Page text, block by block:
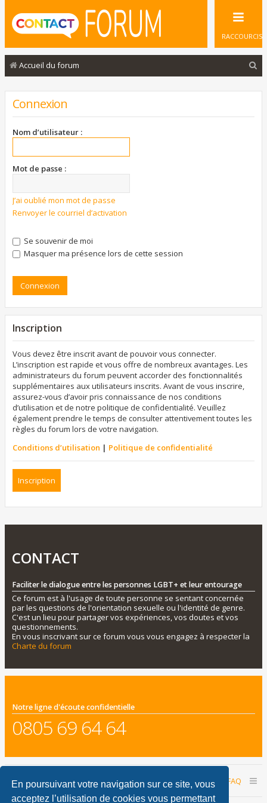
En poursuivant votre navigation sur ce site, vous
acceptez l’utilisation de cookies vous permettant
RACCOURCIS
Accueil du forum
Connexion
Nom d’utilisateur :
Mot de passe :
J’ai oublié mon mot de passe
Renvoyer le courriel d’activation
Se souvenir de moi
Masquer ma présence lors de cette session
Inscription
Vous devez être inscrit avant de pouvoir vous connecter.
L’inscription est rapide et vous offre de nombreux avantages. Les
administrateurs du forum peuvent accorder des fonctionnalités
supplémentaires aux utilisateurs inscrits. Avant de vous inscrire,
assurez-vous d’avoir pris connaissance de nos conditions
d’utilisation et de notre politique de confidentialité. Veuillez
également prendre le temps de consulter attentivement toutes les
règles du forum lors de votre navigation.
Conditions d’utilisation | Politique de confidentialité
Inscription
CONTACT
Faciliter le dialogue entre les personnes LGBT+ et leur entourage
Ce forum est à l'usage de toute personne se sentant concernée
par les questions de l'orientation sexuelle ou l'identité de genre.
C'est un lieu pour partager vos expériences, vos doutes et vos
questionnements.
En vous inscrivant sur ce forum vous vous engagez à respecter la
Charte du forum
Notre ligne d'écoute confidentielle
0805 69 64 64
Accueil du forum FAQ
Nous contacter